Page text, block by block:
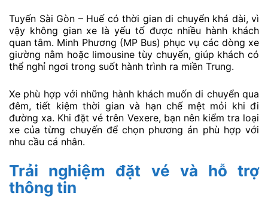
Tuyến Sài Gòn – Huế có thời gian di chuyển khá dài, vì
vậy không gian xe là yếu tố được nhiều hành khách
quan tâm. Minh Phương (MP Bus) phục vụ các dòng xe
giường nằm hoặc limousine tùy chuyến, giúp khách có
thể nghỉ ngơi trong suốt hành trình ra miền Trung.
Xe phù hợp với những hành khách muốn di chuyển qua
đêm, tiết kiệm thời gian và hạn chế mệt mỏi khi đi
đường xa. Khi đặt vé trên Vexere, bạn nên kiểm tra loại
xe của từng chuyến để chọn phương án phù hợp với
nhu cầu cá nhân.
Trải nghiệm đặt vé và hỗ trợ
thông tin